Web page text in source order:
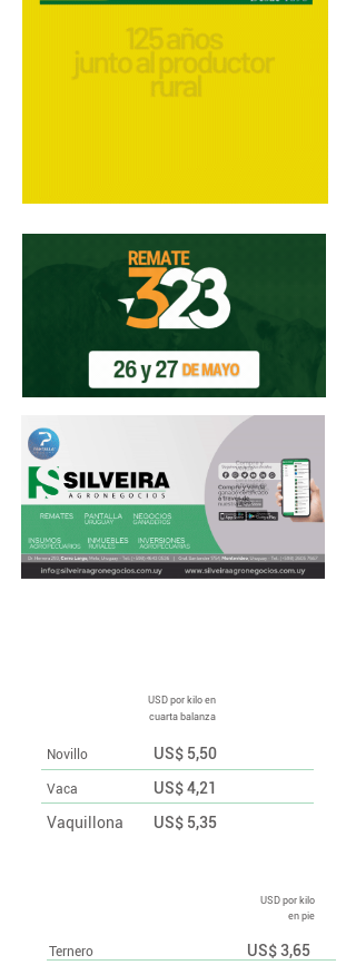
USD por kilo en
cuarta balanza
Novillo
Vaca
Vaquillona
US$ 5,50
US$ 4,21
US$ 5,35
USD por kilo
en pie
Ternero
US$ 3,65